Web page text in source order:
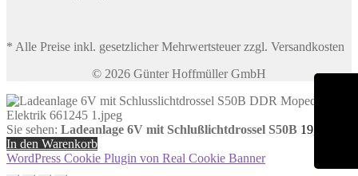
* Alle Preise inkl. gesetzlicher Mehrwertsteuer zzgl. Versandkosten
© 2026 Günter Hoffmüller GmbH
Sie sehen: Ladeanlage 6V mit Schlußlichtdrossel S50B 19,89
In den Warenkorb
WordPress Cookie Plugin von Real Cookie Banner